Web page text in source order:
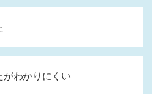
がわかりにくい